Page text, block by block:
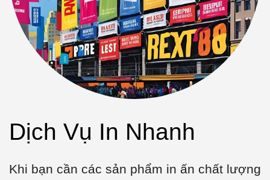
Dịch Vụ In Nhanh
Khi bạn cần các sản phẩm in ấn chất lượng